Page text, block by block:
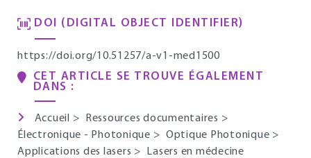
DOI (DIGITAL OBJECT IDENTIFIER)
https://doi.org/10.51257/a-v1-med1500
CET ARTICLE SE TROUVE ÉGALEMENT
DANS :
Accueil > Ressources documentaires >
Électronique - Photonique > Optique Photonique >
Applications des lasers > Lasers en médecine